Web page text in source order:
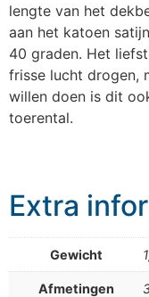
lengte van het
aan het katoen
40 graden. Het
frisse lucht drogen,
willen doen is dit
toerental.
Extra
Gewicht
Afmetingen